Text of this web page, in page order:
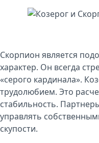
Скорпион является
характер. Он всегда
«серого кардинала».
трудолюбием. Это
стабильность.
управлять
скупости.